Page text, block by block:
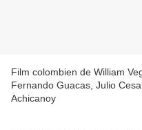
Film colombien de William
Fernando Guacas, Julio
Achicanoy